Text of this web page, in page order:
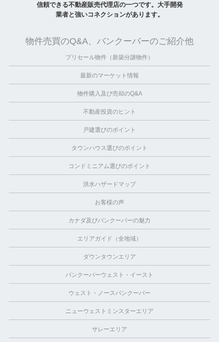
信頼できる不動産販売代理店の一つです。大手開発
業者と強いコネクションがあります。
物件売買のQ&A、バンクーバーのご紹介他
プリセール物件（新築分譲物件）
最新のマーケット情報
物件購入及び売却のQ&A
不動産投資のヒント
戸建選びのポイント
タウンハウス選びのポイント
コンドミニアム選びのポイント
洪水ハザードマップ
お客様の声
カナダ及びバンクーバーの魅力
エリアガイド（全地域）
ダウンタウンエリア
バンクーバーウェスト・イースト
ウェスト・ノースバンクーバー
ニューウェストミンスターエリア
サレーエリア